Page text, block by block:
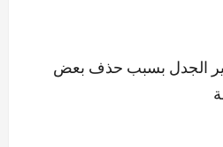
يثير الجدل بسبب حذف بعض